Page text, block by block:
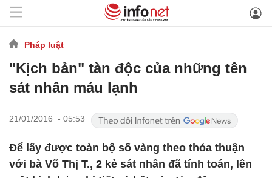
Pháp luật
"Kịch bản" tàn độc của những tên
sát nhân máu lạnh
21/01/2016 - 05:53
Để lấy được toàn bộ số vàng theo thỏa thuận
với bà Võ Thị T., 2 kẻ sát nhân đã tính toán, lên